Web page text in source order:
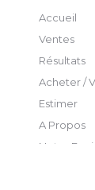
Accueil
Ventes
Résultats
Acheter /
Estimer
A Propos
Notre